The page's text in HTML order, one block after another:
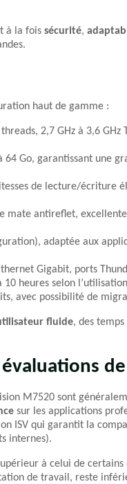
à la fois sécurité,
haut de gamme :
2,7 GHz à 3,6
64 Go, garantissant une
de lecture/écriture
mate antireflet,
adaptée aux
Gigabit, ports
10 heures selon
avec possibilité de
fluide, des
M7520 sont
sur les applications
ISV qui garantit la
internes).
à celui de certains
de travail, reste